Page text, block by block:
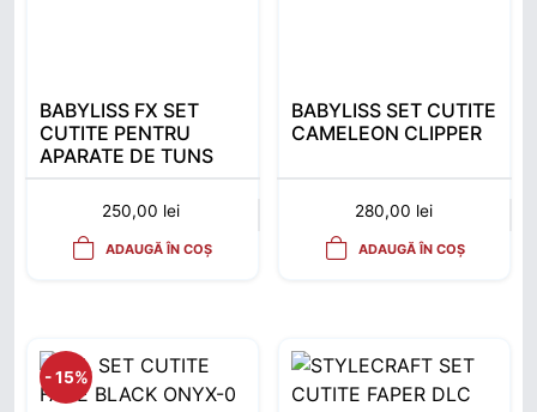
BABYLISS FX SET
CUTITE PENTRU
APARATE DE TUNS
GOLD MIM
250,00 lei
ADAUGĂ ÎN COȘ
BABYLISS SET CUTITE
CAMELEON CLIPPER
280,00 lei
ADAUGĂ ÎN COȘ
- 15%